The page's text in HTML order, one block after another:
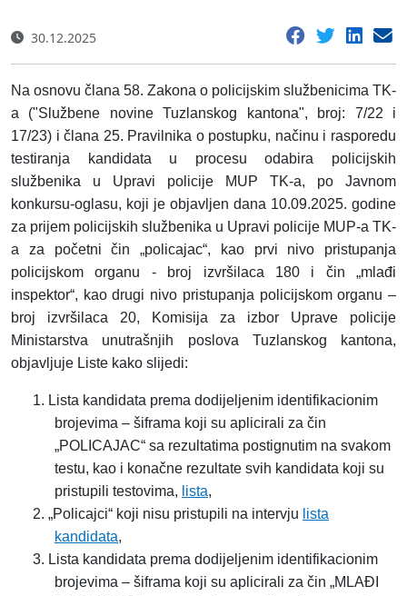
30.12.2025
Na osnovu člana 58. Zakona o policijskim službenicima TK-
a ("Službene novine Tuzlanskog kantona", broj: 7/22 i
17/23) i člana 25. Pravilnika o postupku, načinu i rasporedu
testiranja kandidata u procesu odabira policijskih
službenika u Upravi policije MUP TK-a, po Javnom
konkursu-oglasu, koji je objavljen dana 10.09.2025. godine
za prijem policijskih službenika u Upravi policije MUP-a TK-
a za početni čin „policajac“, kao prvi nivo pristupanja
policijskom organu - broj izvršilaca 180 i čin „mlađi
inspektor“, kao drugi nivo pristupanja policijskom organu –
broj izvršilaca 20, Komisija za izbor Uprave policije
Ministarstva unutrašnjih poslova Tuzlanskog kantona,
objavljuje Liste kako slijedi:
1. Lista kandidata prema dodijeljenim identifikacionim
brojevima – šiframa koji su aplicirali za čin
„POLICAJAC“ sa rezultatima postignutim na svakom
testu, kao i konačne rezultate svih kandidata koji su
pristupili testovima, lista,
2. „Policajci“ koji nisu pristupili na intervju lista
kandidata,
3. Lista kandidata prema dodijeljenim identifikacionim
brojevima – šiframa koji su aplicirali za čin „MLAĐI